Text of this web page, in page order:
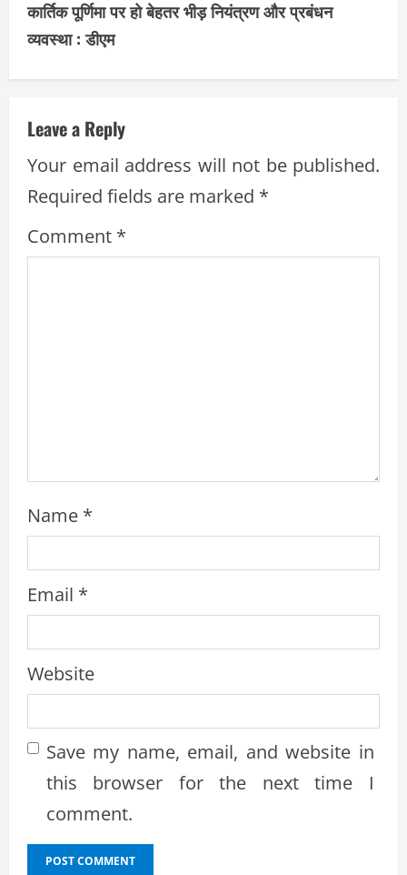
i
n
u
e
R
e
कार्तिक पूर्णिमा पर हो बेहतर भीड़ नियंत्रण और प्रबंधन
व्यवस्था : डीएम
Leave a Reply
Your email address will not be published.
Required fields are marked *
Comment *
Name *
Email *
Website
Save my name, email, and website in
this browser for the next time I
comment.